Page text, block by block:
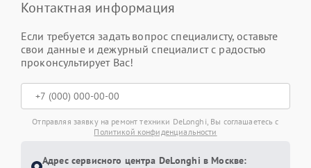
Контактная информация
Если требуется задать вопрос специалисту, оставьте
свои данные и дежурный специалист с радостью
проконсультирует Вас!
Отправляя заявку на ремонт техники DeLonghi, Вы соглашаетесь с
Политикой конфиденциальности
Адрес сервисного центра DeLonghi в Москве: